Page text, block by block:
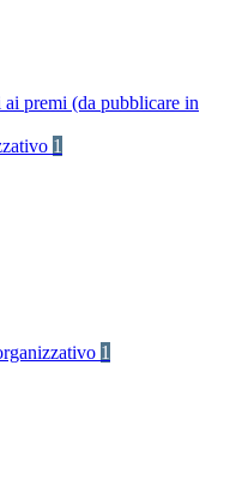
premi (da pubblicare in
1
1